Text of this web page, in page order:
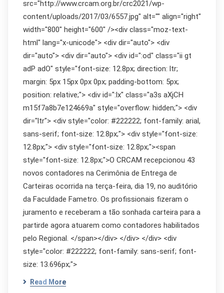
src="http://www.crcam.org.br/crc2021/wp-
content/uploads/2017/03/6557.jpg" alt="" align="right"
width="800" height="600" /><div class="moz-text-
html" lang="x-unicode"> <div dir="auto"> <div
dir="auto"> <div dir="auto"> <div id=":od" class="ii gt
adP adO" style="font-size: 12.8px; direction: ltr;
margin: 5px 15px 0px 0px; padding-bottom: 5px;
position: relative;"> <div id=":lx" class="a3s aXjCH
m15f7a8b7e124669a" style="overflow: hidden;"> <div
dir="ltr"> <div style="color: #222222; font-family: arial,
sans-serif; font-size: 12.8px;"> <div style="font-size:
12.8px;"> <div style="font-size: 12.8px;"><span
style="font-size: 12.8px;">O CRCAM recepcionou 43
novos contadores na Cerimônia de Entrega de
Carteiras ocorrida na terça-feira, dia 19, no auditório
da Faculdade Fametro. Os profissionais fizeram o
juramento e receberam a tão sonhada carteira para a
partirde agora atuarem como contadores habilitados
pelo Regional. </span></div> </div> </div> <div
style="color: #222222; font-family: sans-serif; font-
size: 13.696px;">
Read More